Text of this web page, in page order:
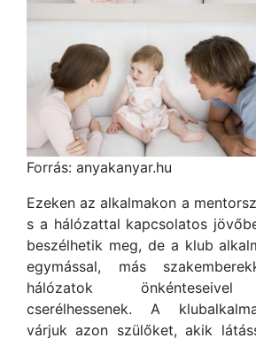
Forrás: anyakanyar.hu
Ezeken az alkalmakon a
s a hálózattal kapcsolatos
beszélhetik meg, de a klub
egymással, más
hálózatok önkénteseivel
cserélhessenek. A
várjuk azon szülőket, akik